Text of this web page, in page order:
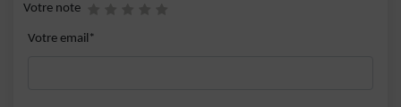
Votre note
Votre email*